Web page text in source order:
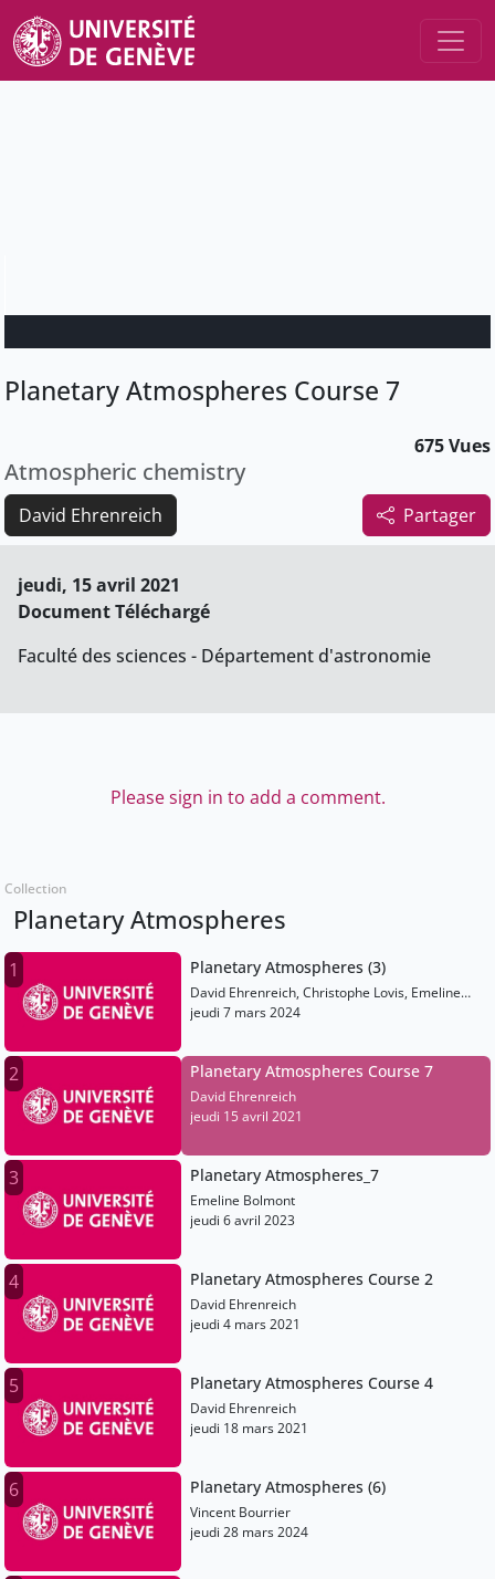
Planetary Atmospheres Course 7
675 Vues
Atmospheric chemistry
Partager
David Ehrenreich
jeudi, 15 avril 2021
Document Téléchargé
Faculté des sciences - Département d'astronomie
Please sign in to add a comment.
Collection
Planetary Atmospheres
1 Planetary Atmospheres (3)
David Ehrenreich, Christophe Lovis, Emeline
Bolmont, Martin Turbet, Vincent Bourrier
jeudi 7 mars 2024
2 Planetary Atmospheres Course 7
David Ehrenreich
jeudi 15 avril 2021
3 Planetary Atmospheres_7
Emeline Bolmont
jeudi 6 avril 2023
4 Planetary Atmospheres Course 2
David Ehrenreich
jeudi 4 mars 2021
5 Planetary Atmospheres Course 4
David Ehrenreich
jeudi 18 mars 2021
6 Planetary Atmospheres (6)
Vincent Bourrier
jeudi 28 mars 2024